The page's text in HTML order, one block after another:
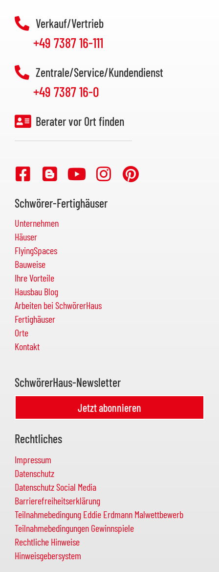
Verkauf/Vertrieb
+49 7387 16-111
Zentrale/Service/Kundendienst
+49 7387 16-0
Berater vor Ort finden
Schwörer-Fertighäuser
Unternehmen
Häuser
FlyingSpaces
Bauweise
Ihre Vorteile
Hausbau Blog
Arbeiten bei SchwörerHaus
Fertighäuser
Orte
Kontakt
SchwörerHaus-Newsletter
Jetzt abonnieren
Rechtliches
Impressum
Datenschutz
Datenschutz Social Media
Barrierefreiheitserklärung
Teilnahmebedingung Eddie Erdmann Malwettbewerb
Teilnahmebedingungen Gewinnspiele
Rechtliche Hinweise
Hinweisgebersystem